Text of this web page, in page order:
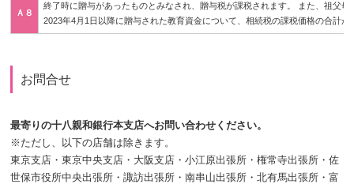
Ａ８
終了時に贈与があったものとみなされ、贈与税が課税されます。 また、祖父
2023年4月1日以降に贈与された教育資金について、相続税の課税価格の合計
お問合せ
最寄りの十八親和銀行本支店へお問い合わせください。
※ただし、以下の店舗は除きます。
東京支店・東京中央支店・大阪支店・小江原出張所・権常寺出張所・佐
世保市役所中央出張所・諏訪出張所・南串山出張所・北有馬出張所・富